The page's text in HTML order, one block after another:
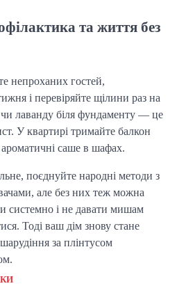
та життя без
непроханих гостей,
і перевіряйте щілини раз на
лаванду біля фундаменту — це
У квартирі тримайте балкон
саше в шафах.
поєднуйте народні методи з
але без них теж можна
системно і не давати мишам
Тоді ваш дім знову стане
за плінтусом